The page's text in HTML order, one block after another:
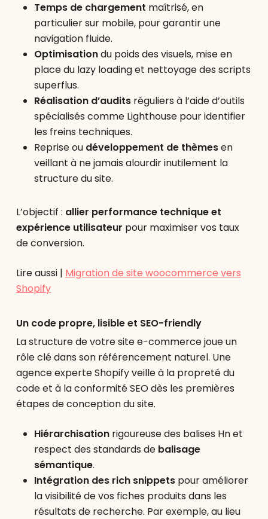
Temps de chargement maîtrisé, en
particulier sur mobile, pour garantir une
navigation fluide.
Optimisationdu poids des visuels, mise en
place du lazy loading et nettoyage des scripts
superflus.
Réalisation d’auditsréguliers à l’aide d’outils
spécialisés comme Lighthouse pour identifier
les freins techniques.
Reprise ou développement de thèmesen
veillant à ne jamais alourdir inutilement la
structure du site.
L’objectif : allier performance technique et
expérience utilisateur pour maximiser vos taux
de conversion.
Lire aussi | Migration de site woocommerce vers
Shopify
Un code propre, lisible et SEO-friendly
La structure de votre site e-commerce joue un
rôle clé dans son référencement naturel. Une
agence experte Shopify veille à la propreté du
code et à la conformité SEO dès les premières
étapes de conception du site.
Hiérarchisationrigoureuse des balises Hn et
respect des standards de balisage
sémantique.
Intégration des rich snippetspour améliorer
la visibilité de vos fiches produits dans les
résultats de recherche. Par exemple, au lieu